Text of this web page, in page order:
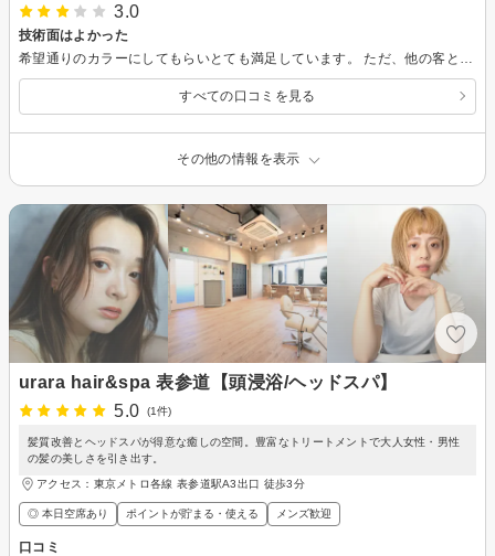
3.0
技術面はよかった
すべての口コミを見る
その他の情報を表示
urara hair&spa 表参道【頭浸浴/ヘッドスパ】
5.0
(1件)
髪質改善とヘッドスパが得意な癒しの空間。豊富なトリートメントで大人女性・男性
の髪の美しさを引き出す。
アクセス：東京メトロ各線 表参道駅A3出口 徒歩3分
◎ 本日空席あり ポイントが貯まる・使える メンズ歓迎
口コミ